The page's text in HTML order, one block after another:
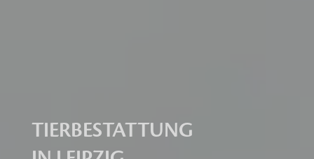
TIERBESTATTUNG